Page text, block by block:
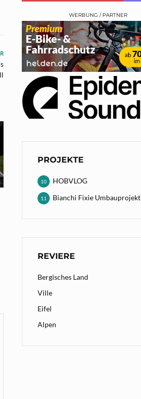
WERBUNG / PARTNER
PROJEKTE
HOBVLOG
10
Bianchi Fixie Umbauprojekt
11
REVIERE
Bergisches Land
Ville
Eifel
Alpen